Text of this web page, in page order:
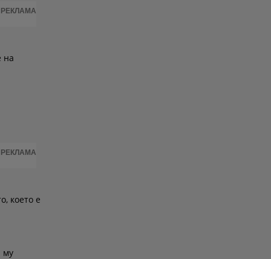
РЕКЛАМА
на
РЕКЛАМА
което е
му